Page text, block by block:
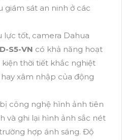
sát an ninh ở các
lực tốt, camera Dahua
S5-VN có khả năng hoạt
thời tiết khắc nghiệt
xâm nhập của động
công nghệ hình ảnh tiên
và ghi lại hình ảnh sắc nét
hợp ánh sáng. Độ